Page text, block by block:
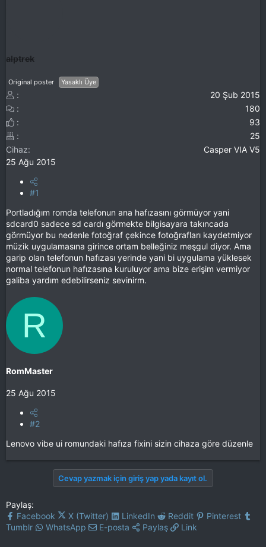
alptrek
Original poster Yasaklı Üye
20 Şub 2015
180
93
25
Cihaz
Casper VIA V5
25 Ağu 2015
#1
Portladığım romda telefonun ana hafızasını görmüyor yani
sdcard0 sadece sd cardı görmekte bilgisayara takıncada
görmüyor bu nedenle fotoğraf çekince fotoğrafları kaydetmiyor
müzik uygulamasına girince ortam belleğiniz meşgul diyor. Ama
garip olan telefonun hafızası yerinde yani bi uygulama yüklesek
normal telefonun hafızasına kuruluyor ama bize erişim vermiyor
galiba yardım edebilirseniz sevinirm.
R
RomMaster
25 Ağu 2015
#2
Lenovo vibe ui romundaki hafıza fixini sizin cihaza göre düzenle
Cevap yazmak için giriş yap yada kayıt ol.
Paylaş:
Facebook
X (Twitter) LinkedIn Reddit
Pinterest
Tumblr
WhatsApp E-posta Paylaş Link